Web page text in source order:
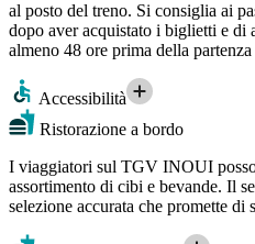
al posto del treno. Si consiglia ai
dopo aver acquistato i biglietti e di
almeno 48 ore prima della
Accessibilità
Ristorazione a bordo
I viaggiatori sul TGV INOUI
assortimento di cibi e bevande. Il
selezione accurata che promette di